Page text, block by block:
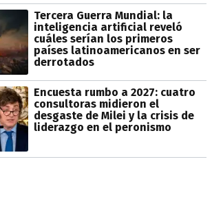
Tercera Guerra Mundial: la
inteligencia artificial reveló
cuáles serían los primeros
países latinoamericanos en ser
derrotados
Encuesta rumbo a 2027: cuatro
consultoras midieron el
desgaste de Milei y la crisis de
liderazgo en el peronismo